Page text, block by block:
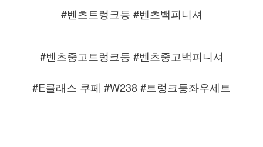
#벤츠트렁크등 #벤츠백피니셔
#벤츠중고트렁크등 #벤츠중고백피니셔
#E클래스 쿠페 #W238 #트렁크등좌우세트